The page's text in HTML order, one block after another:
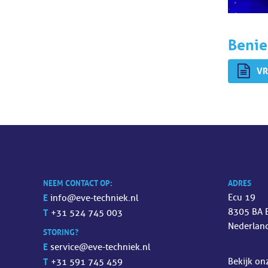
NEEM CONTACT OP:
E info@eve-techniek.nl
T +31 524 745 003
STORING?
E service@eve-techniek.nl
T +31 591 745 459
ADRES
Ecu 19
8305 BA
Bekijk